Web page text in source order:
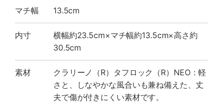
マチ幅 13.5cm
内寸
横幅約23.5cm×マチ幅約13.5cm×高さ約
30.5cm
素材
クラリーノ（R）タフロック（R）NEO：軽
さと、しなやかな風合いも兼ね備えた、丈
夫で傷が付きにくい素材です。